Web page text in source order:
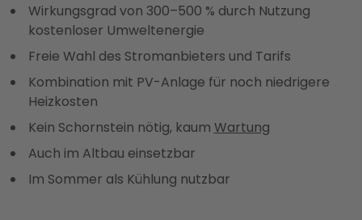
Wirkungsgrad von 300–500 % durch Nutzung
kostenloser Umweltenergie
Freie Wahl des Stromanbieters und Tarifs
Kombination mit PV-Anlage für noch niedrigere
Heizkosten
Kein Schornstein nötig, kaum Wartung
Auch im Altbau einsetzbar
Im Sommer als Kühlung nutzbar